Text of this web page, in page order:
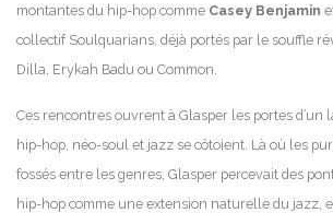
montantes du hip-hop comme Casey Benjamin
collectif Soulquarians, déjà portés par le souffle
Dilla, Erykah Badu ou Common.
Ces rencontres ouvrent à Glasper les portes d’un
hip-hop, néo-soul et jazz se côtoient. Là où les
fossés entre les genres, Glasper percevait des
hip-hop comme une extension naturelle du jazz,